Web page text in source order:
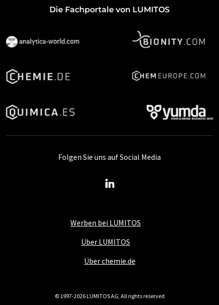
Die Fachportale von LUMITOS
Werben bei LUMITOS
Über LUMITOS
Über chemie.de
Folgen Sie uns auf Social Media
© 1997-2026 LUMITOS AG, All rights reserved